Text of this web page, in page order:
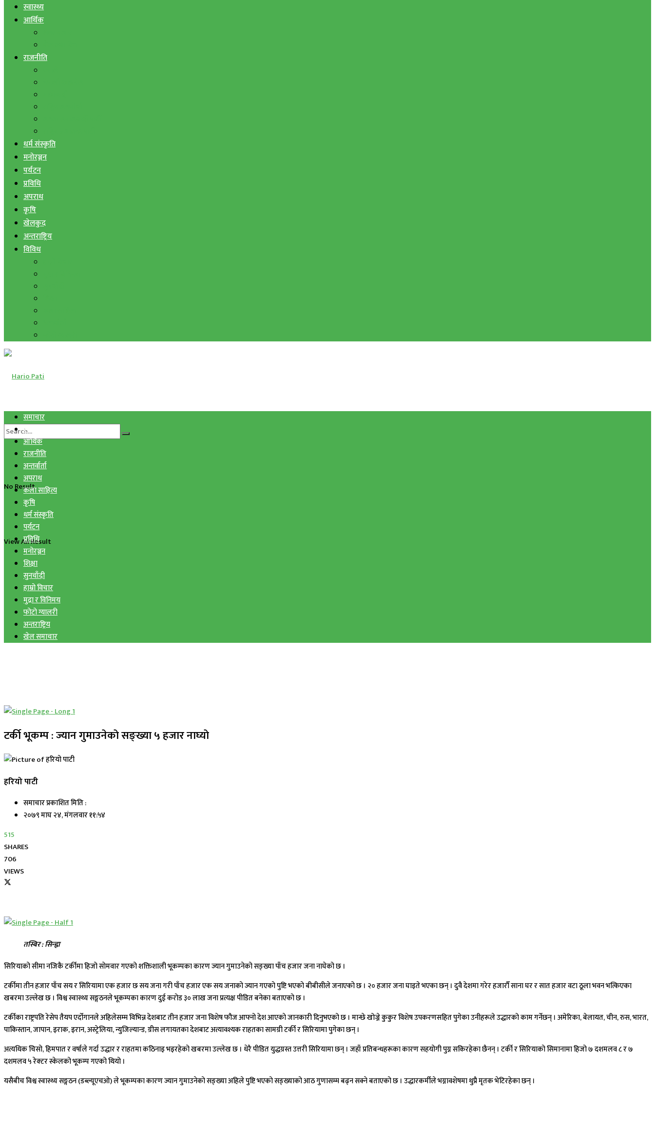
स्वास्थ्य
आर्थिक
राजनीति
धर्म संस्कृति
मनोरञ्जन
पर्यटन
प्रविधि
अपराध
कृषि
खेलकुद
अन्तराष्ट्रिय
विविध
No Result
View All Result
समाचार
स्वास्थ्य
आर्थिक
राजनीति
अन्तर्वार्ता
अपराध
कला साहित्य
कृषि
धर्म संस्कृति
पर्यटन
प्रविधि
मनोरञ्जन
शिक्षा
सुनचाँदी
हाम्रो विचार
मुद्रा र विनिमय
फोटो ग्यालरी
अन्तराष्ट्रिय
खेल समाचार
टर्की भूकम्प : ज्यान गुमाउनेकाे सङ्ख्या ५ हजार नाघ्याे
हरियो पाटी
समाचार प्रकाशित मिति :
२०७९ माघ २४, मंगलवार ११:५४
515
SHARES
706
VIEWS
तस्बिर : सिन्ह्वा
सिरियाको सीमा नजिकै टर्कीमा हिजो साेमवार गएको शक्तिशाली भूकम्पका कारण ज्यान गुमाउनेको सङ्ख्या पाँच हजार जना नाघेको छ ।
टर्कीमा तीन हजार पाँच सय र सिरियामा एक हजार छ सय जना गरी पाँच हजार एक सय जनाको ज्यान गएको पुष्टि भएको बीबीसीले जनाएको छ । २० हजार जना घाइते भएका छन् । दुवै देशमा गरेर हजारौँ साना घर र सात हजार वटा ठूला भवन भत्किएका
खबरमा उल्लेख छ । विश्व स्वास्थ्य सङ्गठनले भूकम्पका कारण दुई करोड ३० लाख जना प्रत्यक्ष पीडित बनेका बताएको छ ।
टर्कीका राष्ट्रपति रेसेप तैयप एर्दोगानले अहिलेसम्म विभिन्न देशबाट तीन हजार जना विशेष फौज आफ्नो देश आएकाे जानकारी दिनुभएको छ । मान्छे खोज्ने कुकुर विशेष उपकरणसहित पुगेका उनीहरूले उद्धारको काम गर्नेछन् । अमेरिका, बेलायत, चीन, रुस, भारत,
पाकिस्तान, जापान, इराक, इरान, अस्ट्रेलिया, न्युजिल्यान्ड, ग्रीस लगायतका देशबाट अत्यावश्यक राहतका सामग्री टर्की र सिरियामा पुगेका छन् ।
अत्यधिक चिसो, हिमपात र वर्षाले गर्दा उद्धार र राहतमा कठिनाइ भइरहेको खबरमा उल्लेख छ । धेरै पीडित युद्धग्रस्त उत्तरी सिरियामा छन् । जहाँ प्रतिबन्धहरूका कारण सहयोगी पुग्न सकिरहेका छैनन् । टर्की र सिरियाको सिमानामा हिजो ७ दशमलव ८ र ७
दशमलव ५ रेक्टर स्केलको भूकम्प गएको थियो ।
यसैबीच विश्व स्वास्थ्य सङ्गठन (डब्ल्यूएचओ) ले भूकम्पका कारण ज्यान गुमाउनेको सङ्ख्या अहिले पुष्टि भएको सङ्ख्याको आठ गुणासम्म बढ्न सक्ने बताएको छ । उद्धारकर्मीले भग्नावशेषमा थुप्रै मृतक भेटिरहेका छन् ।